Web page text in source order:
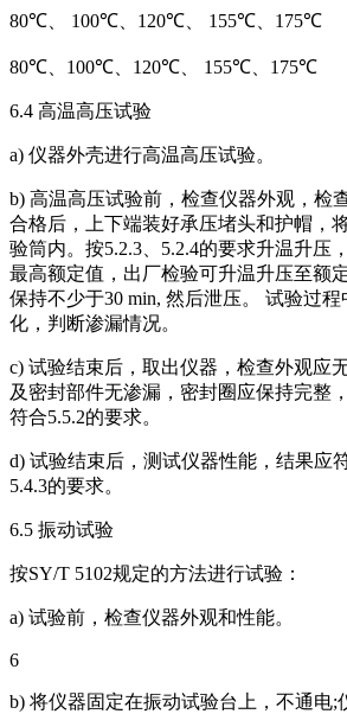
80℃、 100℃、120℃、 155℃、175℃
80℃、100℃、120℃、 155℃、175℃
6.4 高温高压试验
a) 仪器外壳进行高温高压试验。
b) 高温高压试验前，检查仪器外观，检
合格后，上下端装好承压堵头和护帽，
验筒内。按5.2.3、5.2.4的要求升温升压
最高额定值，出厂检验可升温升压至额
保持不少于30 min, 然后泄压。 试验过
化，判断渗漏情况。
c) 试验结束后，取出仪器，检查外观应
及密封部件无渗漏，密封圈应保持完整
符合5.5.2的要求。
d) 试验结束后，测试仪器性能，结果应符
5.4.3的要求。
6.5 振动试验
按SY/T 5102规定的方法进行试验：
a) 试验前，检查仪器外观和性能。
6
b) 将仪器固定在振动试验台上，不通电;